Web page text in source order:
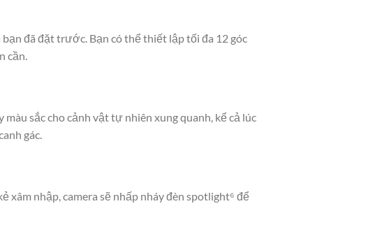
đã đặt trước. Bạn có thể thiết lập tối đa 12 góc
cần.
sắc cho cảnh vật tự nhiên xung quanh, kể cả lúc
gác.
xâm nhập, camera sẽ nhấp nháy đèn spotlight⁶ để